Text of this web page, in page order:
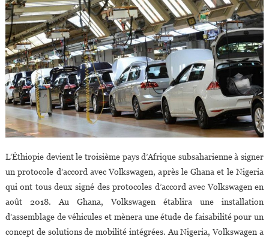
L’Éthiopie devient le troisième pays d’Afrique subsaharienne à signer
un protocole d’accord avec Volkswagen, après le Ghana et le Nigeria
qui ont tous deux signé des protocoles d’accord avec Volkswagen en
août 2018. Au Ghana, Volkswagen établira une installation
d’assemblage de véhicules et mènera une étude de faisabilité pour un
concept de solutions de mobilité intégrées. Au Nigeria, Volkswagen a